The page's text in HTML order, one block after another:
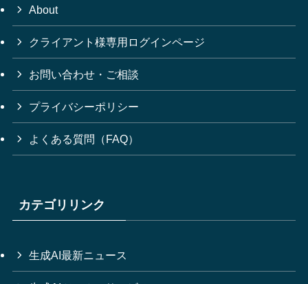
About
クライアント様専用ログインページ
お問い合わせ・ご相談
プライバシーポリシー
よくある質問（FAQ）
カテゴリリンク
生成AI最新ニュース